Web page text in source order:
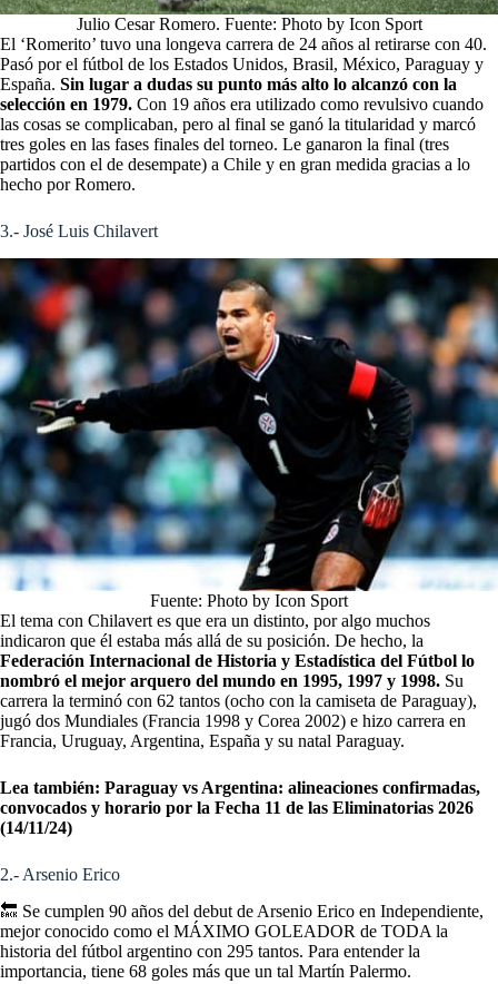
Julio Cesar Romero. Fuente: Photo by Icon Sport
El ‘Romerito’ tuvo una longeva carrera de 24 años al retirarse con 40.
Pasó por el fútbol de los Estados Unidos, Brasil, México, Paraguay y
España. Sin lugar a dudas su punto más alto lo alcanzó con la
selección en 1979. Con 19 años era utilizado como revulsivo cuando
las cosas se complicaban, pero al final se ganó la titularidad y marcó
tres goles en las fases finales del torneo. Le ganaron la final (tres
partidos con el de desempate) a Chile y en gran medida gracias a lo
hecho por Romero.
3.- José Luis Chilavert
Fuente: Photo by Icon Sport
El tema con Chilavert es que era un distinto, por algo muchos
indicaron que él estaba más allá de su posición. De hecho, la
Federación Internacional de Historia y Estadística del Fútbol lo
nombró el mejor arquero del mundo en 1995, 1997 y 1998. Su
carrera la terminó con 62 tantos (ocho con la camiseta de Paraguay),
jugó dos Mundiales (Francia 1998 y Corea 2002) e hizo carrera en
Francia, Uruguay, Argentina, España y su natal Paraguay.
Lea también: Paraguay vs Argentina: alineaciones confirmadas,
convocados y horario por la Fecha 11 de las Eliminatorias 2026
(14/11/24)
2.- Arsenio Erico
🔙 Se cumplen 90 años del debut de Arsenio Erico en Independiente,
mejor conocido como el MÁXIMO GOLEADOR de TODA la
historia del fútbol argentino con 295 tantos. Para entender la
importancia, tiene 68 goles más que un tal Martín Palermo.